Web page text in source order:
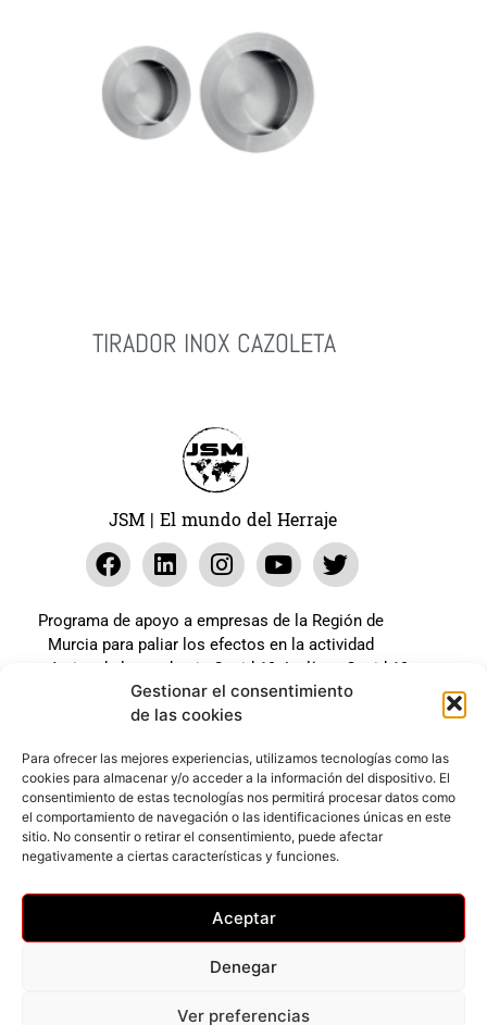
Gestionar el consentimiento
de las cookies
Para ofrecer las mejores experiencias, utilizamos tecnologías como las
cookies para almacenar y/o acceder a la información del dispositivo. El
consentimiento de estas tecnologías nos permitirá procesar datos como
el comportamiento de navegación o las identificaciones únicas en este
sitio. No consentir o retirar el consentimiento, puede afectar
negativamente a ciertas características y funciones.
Aceptar
Denegar
Ver preferencias
TIRADOR INOX CAZOLETA
JSM | El mundo del Herraje
Programa de apoyo a empresas de la Región de
Murcia para paliar los efectos en la actividad
económica de la pandemia Covid-19. La línea Covid-19
coste cero cofinanciada por la unión europea.
Expediente: 2020.07.COSI.0483
Web desarrollada gracias al Programa Kit Digital
Cofinanciado por los Fondos Next Generation (EU) del